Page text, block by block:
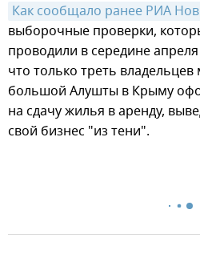
Как сообщало ранее РИА
выборочные проверки,
проводили в середине
что только треть
большой Алушты в Крыму
на сдачу жилья в аренду,
свой бизнес "из тени".